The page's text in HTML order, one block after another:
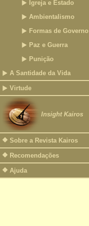
Igreja e Estado
Ambientalismo
Formas de Governo
Paz e Guerra
Punição
A Santidade da Vida
Virtude
Insight Kairos
Sobre a Revista Kairos
Recomendações
Ajuda